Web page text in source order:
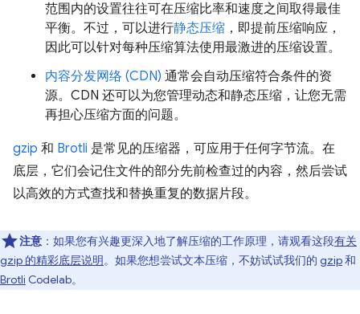
范围内的设置往往可在压缩比率和速度之间取得最佳
平衡。不过，可以进行静态压缩 ，即提前压缩响应，
因此可以针对每种压缩算法使用最激进的压缩设置。
内容分发网络 (CDN) 通常会自动压缩符合条件的资
源。CDN 还可以为您管理动态和静态压缩，让您无需
再担心压缩方面的问题。
gzip 和 Brotli 是常见的压缩器，可应用于任何字节流。在
底层，它们会记住文件的部分先前检查过的内容，然后尝试
以高效的方式查找和替换重复的数据片段。
注意 ：如果您有兴趣更深入地了解压缩的工作原理，请观看这段有关
gzip 的精彩底层说明。如果您想尝试文本压缩，不妨试试我们的 gzip和
Brotli Codelab。